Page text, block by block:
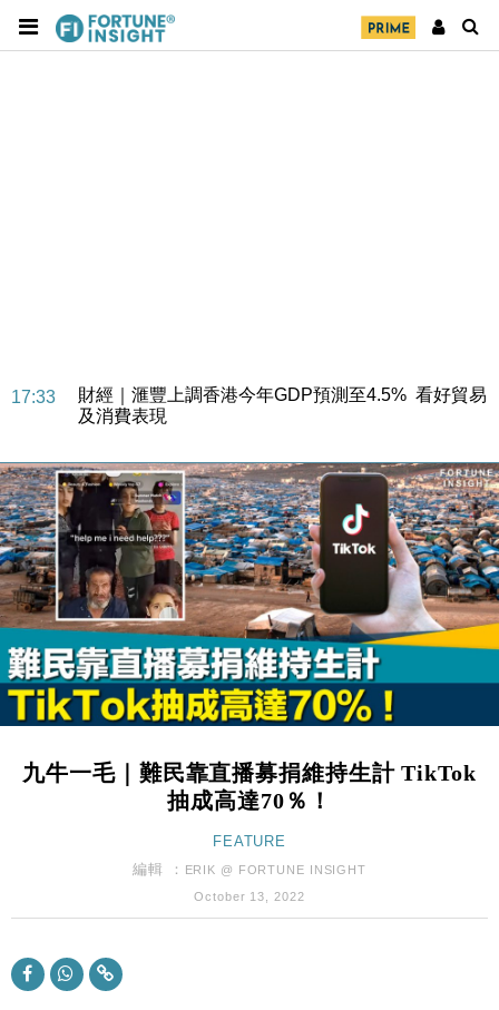
17:33
財經｜滙豐上調香港今年GDP預測至4.5% 看好貿易
及消費表現
損失近6900萬元
16:05
財經｜日經失守6.5萬點後回穩 全周仍升近2%
15:47
財經｜恒隆10月換帥 玩具「反」斗城亞洲CEO蔡德
粦接任
15:11
財經｜韓股反覆波動收跌 連挫7周創逾3年最長跌勢
13:44
財經｜內地7月美元計價出口增近24%勝預期 貿易順
差達1125億美元
12:44
財經｜日本春季三度入市撐日圓 4月單日斥6.28萬億
11:12
國際｜特朗普料美伊戰事快結束 承認部分彈藥庫存緊
財經｜SA售股自救後再出手 斥4億美元押注未上市公
財經｜華僑銀行上半年淨利創新高 中期息增15%至
47仙
17:33
及消費表現
九牛一毛｜難民靠直播募捐維持生計 TikTok
抽成高達70％！
FEATURE
編輯 ：
ERIK @ FORTUNE INSIGHT
October 13, 2022